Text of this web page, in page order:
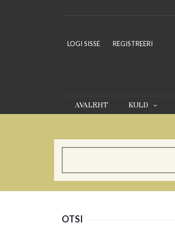
LOGI SISSE REGISTREERI
AVALEHT KULD
OTSI